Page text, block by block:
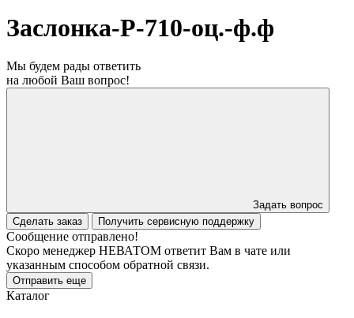
Заслонка-Р-710-оц.-ф.ф
Мы будем рады ответить
на любой Ваш вопрос!
Задать вопрос
Сделать заказ
Получить сервисную поддержку
Сообщение отправлено!
Скоро менеджер НЕВАТОМ ответит Вам в чате или
указанным способом обратной связи.
Отправить еще
Каталог